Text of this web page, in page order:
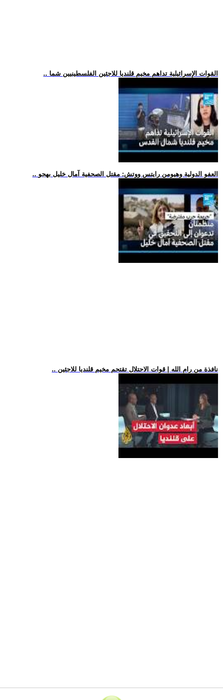
.. القوات الإسرائيلية تداهم مخيم قلنديا للاجئين الفلسطينيين شما
.. العفو الدولية وهيومن رايتس ووتش: مقتل الصحفية آمال خليل بهجو
.. نافذة من رام الله | قوات الاحتلال تقتحم مخيم قلنديا للاجئين